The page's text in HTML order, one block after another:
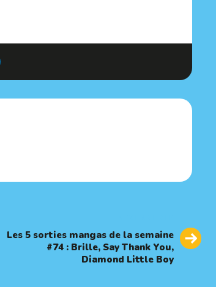
Article
Les 5 sorties mangas de la semaine
#74 : Brille, Say Thank You,
Diamond Little Boy